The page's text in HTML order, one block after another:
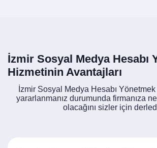
İzmir Sosyal Medya Hesabı
Hizmetinin Avantajları
İzmir Sosyal Medya Hesabı
yararlanmanız durumunda firmanıza
olacağını sizler için